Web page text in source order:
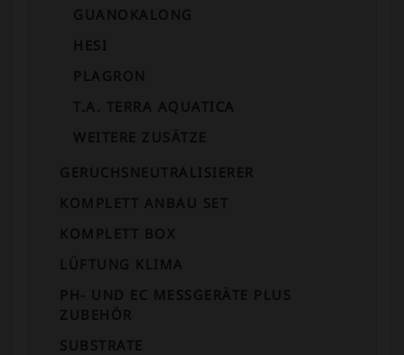
GUANOKALONG
HESI
PLAGRON
T.A. TERRA AQUATICA
WEITERE ZUSÄTZE
GERUCHSNEUTRALISIERER
KOMPLETT ANBAU SET
KOMPLETT BOX
LÜFTUNG KLIMA
PH- UND EC MESSGERÄTE PLUS
ZUBEHÖR
SUBSTRATE